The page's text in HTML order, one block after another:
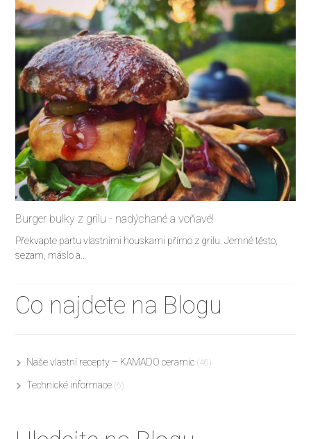
Burger bulky z grilu - nadýchané a voňavé!
Překvapte partu vlastními houskami přímo z grilu. Jemné těsto,
sezam, máslo a…
Co najdete na Blogu
Naše vlastní recepty – KAMADO ceramic (46)
Technické informace (6)